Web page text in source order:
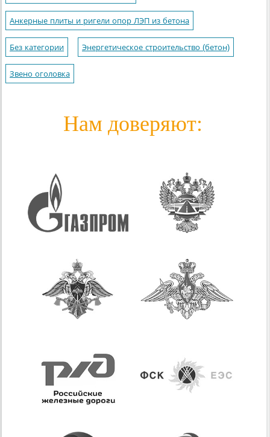
Анкерные плиты и ригели опор ЛЭП из бетона
Без категории Энергетическое строительство (бетон)
Звено оголовка
Нам доверяют: